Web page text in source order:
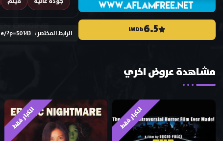
6.5
IMDb الرابط المختصر :
مشاهدة عروض اخري
للكبار فقط للكبار فقط